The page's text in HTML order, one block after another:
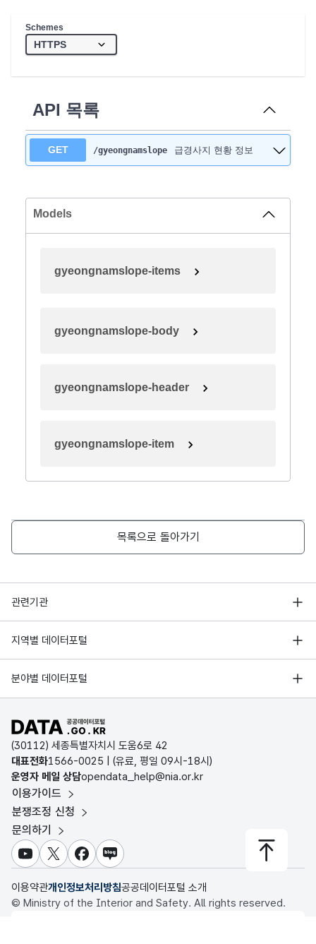
Schemes
API 목록
GET /gyeongnamslope 급경사지 현황 정보
Models
gyeongnamslope-items
gyeongnamslope-body
gyeongnamslope-header
gyeongnamslope-item
목록으로 돌아가기
관련기관
행정안전부
한국지능정보사회진흥원
국가정보자원관리원
지역별 데이터포털
서울 열린데이터광장
경기데이터드림
D-데이터허브
인천데이터포털
울산광역시 데이터포털
전남광주통합특별시 빅데이터 플랫폼
대전광역시 데이터포털
세종특별자치시 데이터포털
충청북도 데이터허브
분야별 데이터포털
기상자료개방포털
국토교통부 공간정보오픈플랫폼
환경부 환경데이터포털
문화데이터광장
농림축산식품 공공데이터포털
보건의료빅데이터개방시스템
식품의약품안전처 데이터포털
교육통계서비스
공공데이터포털 바로가기
(30112) 세종특별자치시 도움6로 42
대표전화1566-0025 | (유료, 평일 09시-18시)
운영자 메일 상담opendata_help@nia.or.kr
이용가이드
분쟁조정 신청
문의하기
유튜브X 페이스북
블로그
이용약관개인정보처리방침공공데이터포털 소개
© Ministry of the Interior and Safety. All rights reserved.